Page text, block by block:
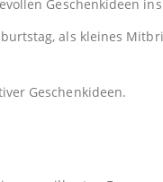
Geschenkideen
als kleines
Geschenkideen.